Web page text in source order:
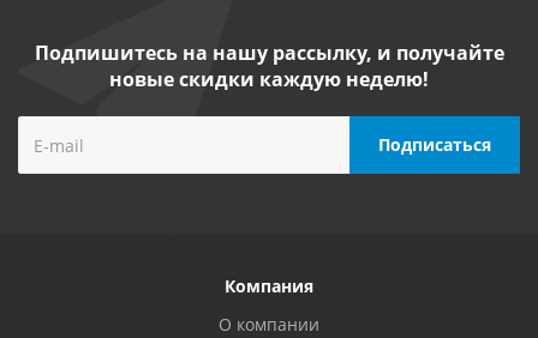
Подпишитесь на нашу рассылку, и получайте
новые скидки каждую неделю!
Компания
О компании